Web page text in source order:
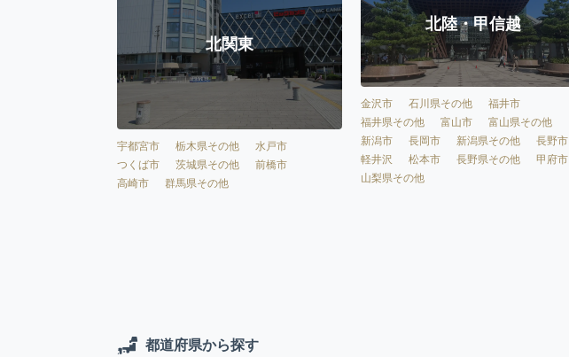
北関東
宇都宮市 栃木県その他
水戸市
つくば市
茨城県その他
前橋市
高崎市
群馬県その他
北陸・甲信越
金沢市 石川県その他
福井市
福井県その他
富山市
富山県その他
新潟市
長岡市 新潟県その他
長野市
軽井沢
松本市 長野県その他
甲府市
山梨県その他
都道府県から探す